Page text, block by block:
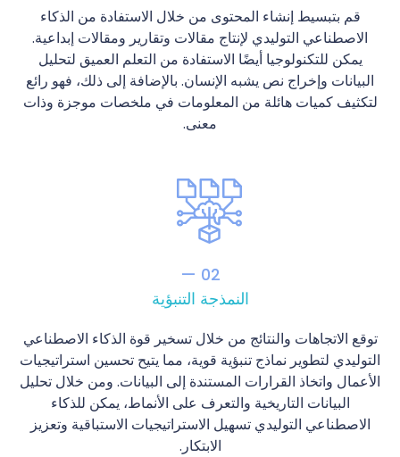
قم بتبسيط إنشاء المحتوى من خلال الاستفادة من الذكاء
الاصطناعي التوليدي لإنتاج مقالات وتقارير ومقالات إبداعية.
يمكن للتكنولوجيا أيضًا الاستفادة من التعلم العميق لتحليل
البيانات وإخراج نص يشبه الإنسان. بالإضافة إلى ذلك، فهو رائع
لتكثيف كميات هائلة من المعلومات في ملخصات موجزة وذات
معنى.
02 —
النمذجة التنبؤية
توقع الاتجاهات والنتائج من خلال تسخير قوة الذكاء الاصطناعي
التوليدي لتطوير نماذج تنبؤية قوية، مما يتيح تحسين استراتيجيات
الأعمال واتخاذ القرارات المستندة إلى البيانات. ومن خلال تحليل
البيانات التاريخية والتعرف على الأنماط، يمكن للذكاء
الاصطناعي التوليدي تسهيل الاستراتيجيات الاستباقية وتعزيز
الابتكار.